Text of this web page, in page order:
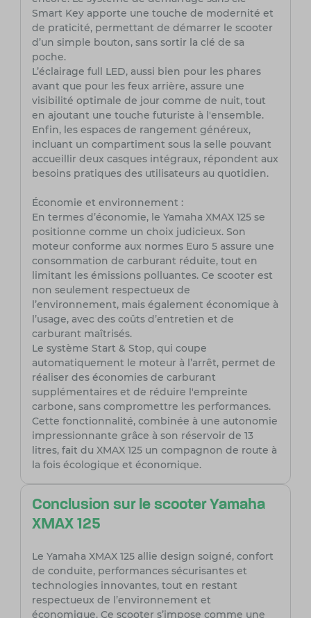
Smart Key apporte une touche de modernité et
de praticité, permettant de démarrer le scooter
d’un simple bouton, sans sortir la clé de sa
poche.
L’éclairage full LED, aussi bien pour les phares
avant que pour les feux arrière, assure une
visibilité optimale de jour comme de nuit, tout
en ajoutant une touche futuriste à l'ensemble.
Enfin, les espaces de rangement généreux,
incluant un compartiment sous la selle pouvant
accueillir deux casques intégraux, répondent aux
besoins pratiques des utilisateurs au quotidien.
Économie et environnement :
En termes d’économie, le Yamaha XMAX 125 se
positionne comme un choix judicieux. Son
moteur conforme aux normes Euro 5 assure une
consommation de carburant réduite, tout en
limitant les émissions polluantes. Ce scooter est
non seulement respectueux de
l’environnement, mais également économique à
l’usage, avec des coûts d’entretien et de
carburant maîtrisés.
Le système Start & Stop, qui coupe
automatiquement le moteur à l’arrêt, permet de
réaliser des économies de carburant
supplémentaires et de réduire l'empreinte
carbone, sans compromettre les performances.
Cette fonctionnalité, combinée à une autonomie
impressionnante grâce à son réservoir de 13
litres, fait du XMAX 125 un compagnon de route à
la fois écologique et économique.
Conclusion sur le scooter Yamaha
XMAX 125
Le Yamaha XMAX 125 allie design soigné, confort
de conduite, performances sécurisantes et
technologies innovantes, tout en restant
respectueux de l’environnement et
économique. Ce scooter s’impose comme une